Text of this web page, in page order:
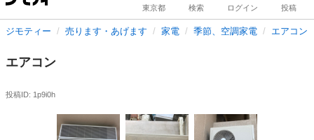
東京都 検索 ログイン 投稿
ジモティー 売ります・あげます 家電 季節、空調家電 エアコン
エアコン
投稿ID: 1p9i0h